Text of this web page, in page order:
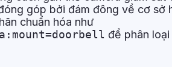
góp bởi đám đông về cơ sở
chuẩn hóa như
để phân